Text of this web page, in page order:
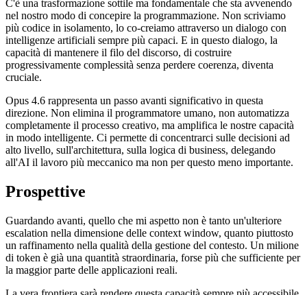
C'è una trasformazione sottile ma fondamentale che sta avvenendo
nel nostro modo di concepire la programmazione. Non scriviamo
più codice in isolamento, lo co-creiamo attraverso un dialogo con
intelligenze artificiali sempre più capaci. E in questo dialogo, la
capacità di mantenere il filo del discorso, di costruire
progressivamente complessità senza perdere coerenza, diventa
cruciale.
Opus 4.6 rappresenta un passo avanti significativo in questa
direzione. Non elimina il programmatore umano, non automatizza
completamente il processo creativo, ma amplifica le nostre capacità
in modo intelligente. Ci permette di concentrarci sulle decisioni ad
alto livello, sull'architettura, sulla logica di business, delegando
all'AI il lavoro più meccanico ma non per questo meno importante.
Prospettive
Guardando avanti, quello che mi aspetto non è tanto un'ulteriore
escalation nella dimensione delle context window, quanto piuttosto
un raffinamento nella qualità della gestione del contesto. Un milione
di token è già una quantità straordinaria, forse più che sufficiente per
la maggior parte delle applicazioni reali.